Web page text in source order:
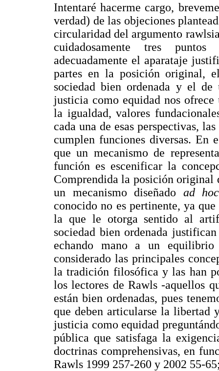
Intentaré hacerme cargo,
verdad) de las objeciones
circularidad del argumento
cuidadosamente tres
adecuadamente el aparataje
partes en la posición original,
sociedad bien ordenada y el
justicia como equidad nos
la igualdad, valores
cada una de esas perspectivas,
cumplen funciones diversas. En
que un mecanismo de
función es escenificar la
Comprendida la posición original
un mecanismo diseñado ad
conocido no es pertinente, ya
la que le otorga sentido al
sociedad bien ordenada
echando mano a un
considerado las principales
la tradición filosófica y las han
los lectores de Rawls -aquellos
están bien ordenadas, pues
que deben articularse la libertad
justicia como equidad
pública que satisfaga la
doctrinas comprehensivas, en
Rawls 1999 257-260 y 2002 55-